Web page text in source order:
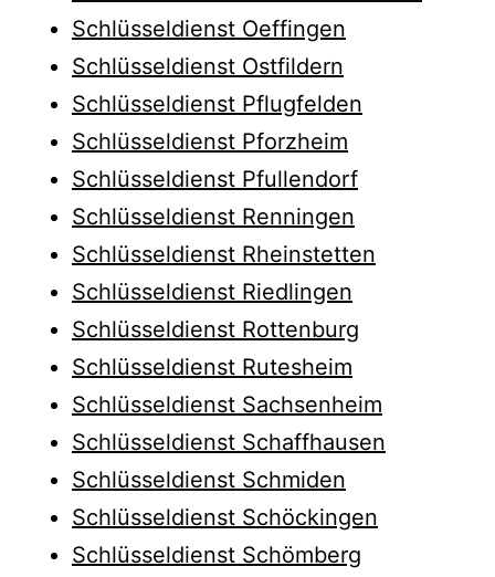
Schlüsseldienst Oeffingen
Schlüsseldienst Ostfildern
Schlüsseldienst Pflugfelden
Schlüsseldienst Pforzheim
Schlüsseldienst Pfullendorf
Schlüsseldienst Renningen
Schlüsseldienst Rheinstetten
Schlüsseldienst Riedlingen
Schlüsseldienst Rottenburg
Schlüsseldienst Rutesheim
Schlüsseldienst Sachsenheim
Schlüsseldienst Schaffhausen
Schlüsseldienst Schmiden
Schlüsseldienst Schöckingen
Schlüsseldienst Schömberg